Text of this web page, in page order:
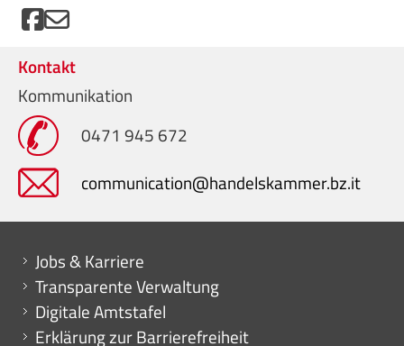
Kontakt
Kommunikation
0471 945 672
communication@handelskammer.bz.it
Mini menu di servizio
Jobs & Karriere
Transparente Verwaltung
Digitale Amtstafel
Erklärung zur Barrierefreiheit